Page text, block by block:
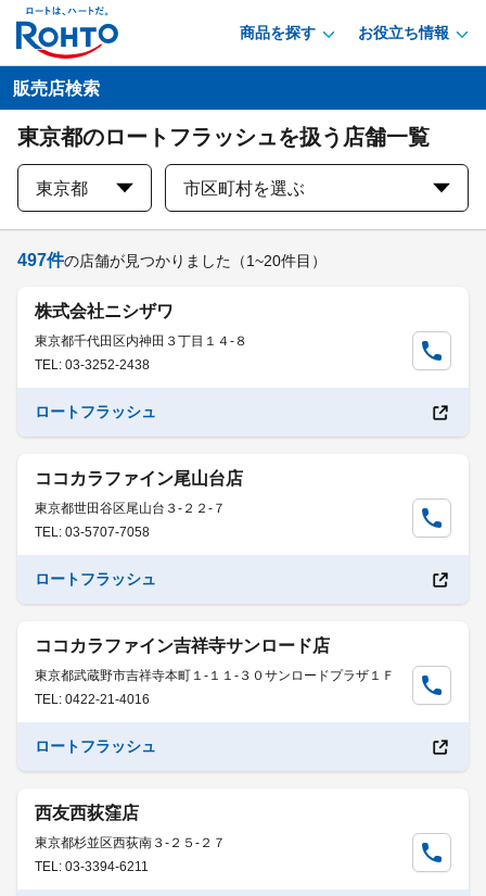
商品を探す お役立ち情報
販売店検索
東京都のロートフラッシュを扱う店舗一覧
東京都 市区町村を選ぶ
497件の店舗が見つかりました （1~20件目）
株式会社ニシザワ
東京都千代田区内神田３丁目１４-８
TEL: 03-3252-2438
ロートフラッシュ
ココカラファイン尾山台店
東京都世田谷区尾山台３-２２-７
TEL: 03-5707-7058
ロートフラッシュ
ココカラファイン吉祥寺サンロード店
東京都武蔵野市吉祥寺本町１-１１-３０サンロードプラザ１Ｆ
TEL: 0422-21-4016
ロートフラッシュ
西友西荻窪店
東京都杉並区西荻南３-２５-２７
TEL: 03-3394-6211